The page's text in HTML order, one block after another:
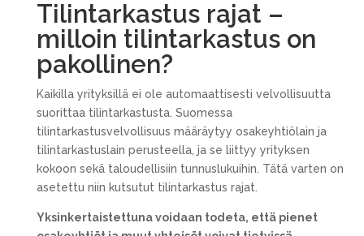
Tilintarkastus rajat –
milloin tilintarkastus on
pakollinen?
Kaikilla yrityksillä ei ole automaattisesti velvollisuutta
suorittaa tilintarkastusta. Suomessa
tilintarkastusvelvollisuus määräytyy osakeyhtiölain ja
tilintarkastuslain perusteella, ja se liittyy yrityksen
kokoon sekä taloudellisiin tunnuslukuihin. Tätä varten on
asetettu niin kutsutut tilintarkastus rajat.
Yksinkertaistettuna voidaan todeta, että pienet